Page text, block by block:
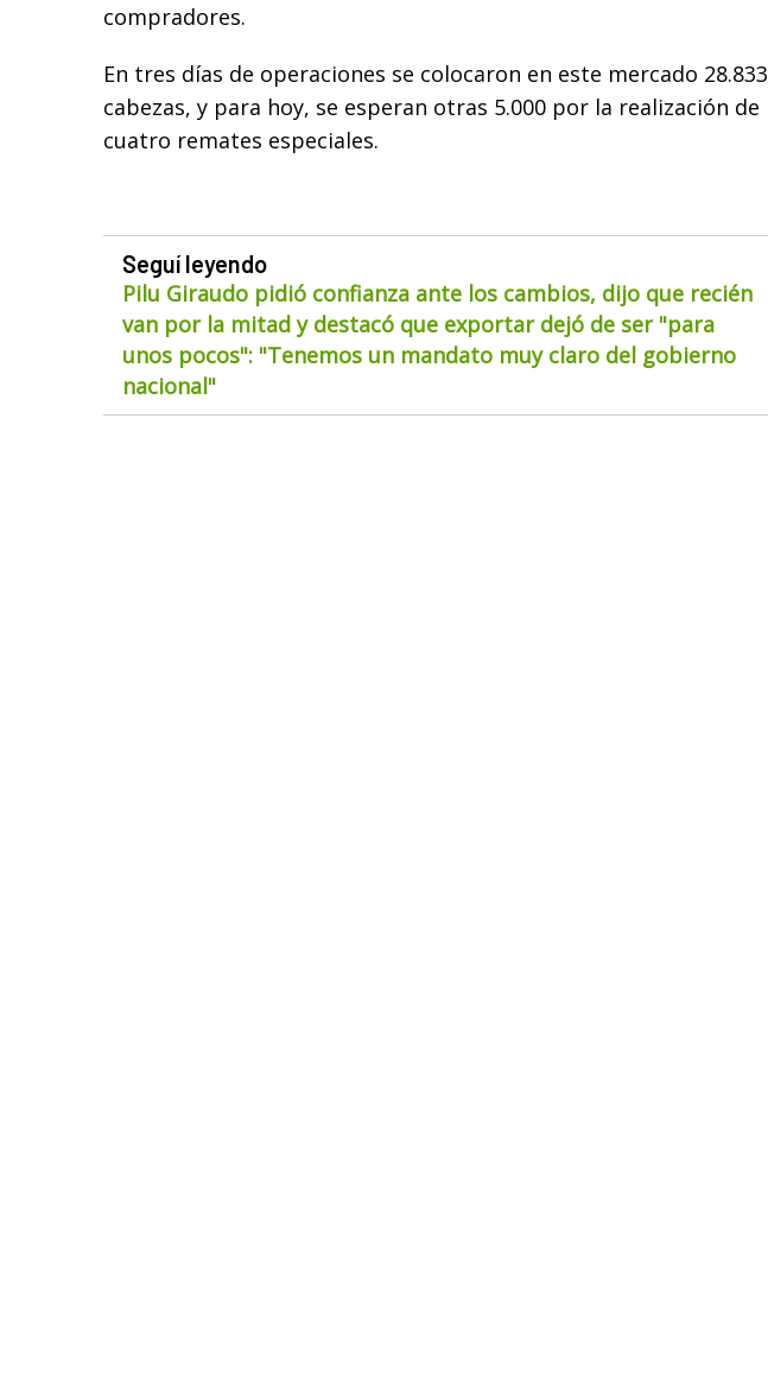
compradores.
En tres días de operaciones se colocaron en este mercado 28.833
cabezas, y para hoy, se esperan otras 5.000 por la realización de
cuatro remates especiales.
Seguí leyendo
Pilu Giraudo pidió confianza ante los cambios, dijo que recién
van por la mitad y destacó que exportar dejó de ser "para
unos pocos": "Tenemos un mandato muy claro del gobierno
nacional"